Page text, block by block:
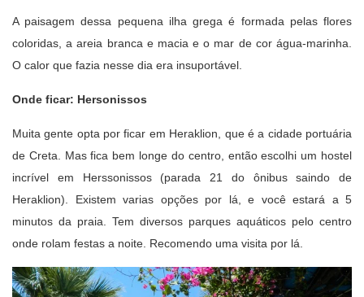
A paisagem dessa pequena ilha grega é formada pelas flores
coloridas, a areia branca e macia e o mar de cor água-marinha.
O calor que fazia nesse dia era insuportável.
Onde ficar: Hersonissos
Muita gente opta por ficar em Heraklion, que é a cidade portuária
de Creta. Mas fica bem longe do centro, então escolhi um hostel
incrível em Herssonissos (parada 21 do ônibus saindo de
Heraklion). Existem varias opções por lá, e você estará a 5
minutos da praia. Tem diversos parques aquáticos pelo centro
onde rolam festas a noite. Recomendo uma visita por lá.